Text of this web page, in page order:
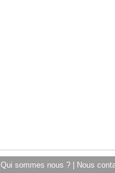
Qui sommes nous ?
Nous